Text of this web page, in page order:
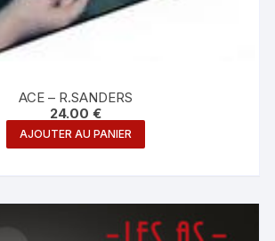
ACE – R.SANDERS
24.00 €
AJOUTER AU PANIER